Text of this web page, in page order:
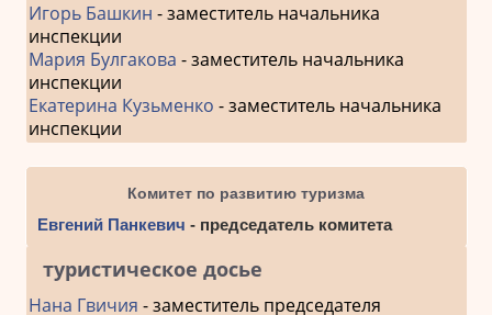
Игорь Башкин - заместитель начальника
инспекции
Мария Булгакова - заместитель начальника
инспекции
Екатерина Кузьменко - заместитель начальника
инспекции
Комитет по развитию туризма
Евгений Панкевич - председатель комитета
туристическое досье
Нана Гвичия - заместитель председателя